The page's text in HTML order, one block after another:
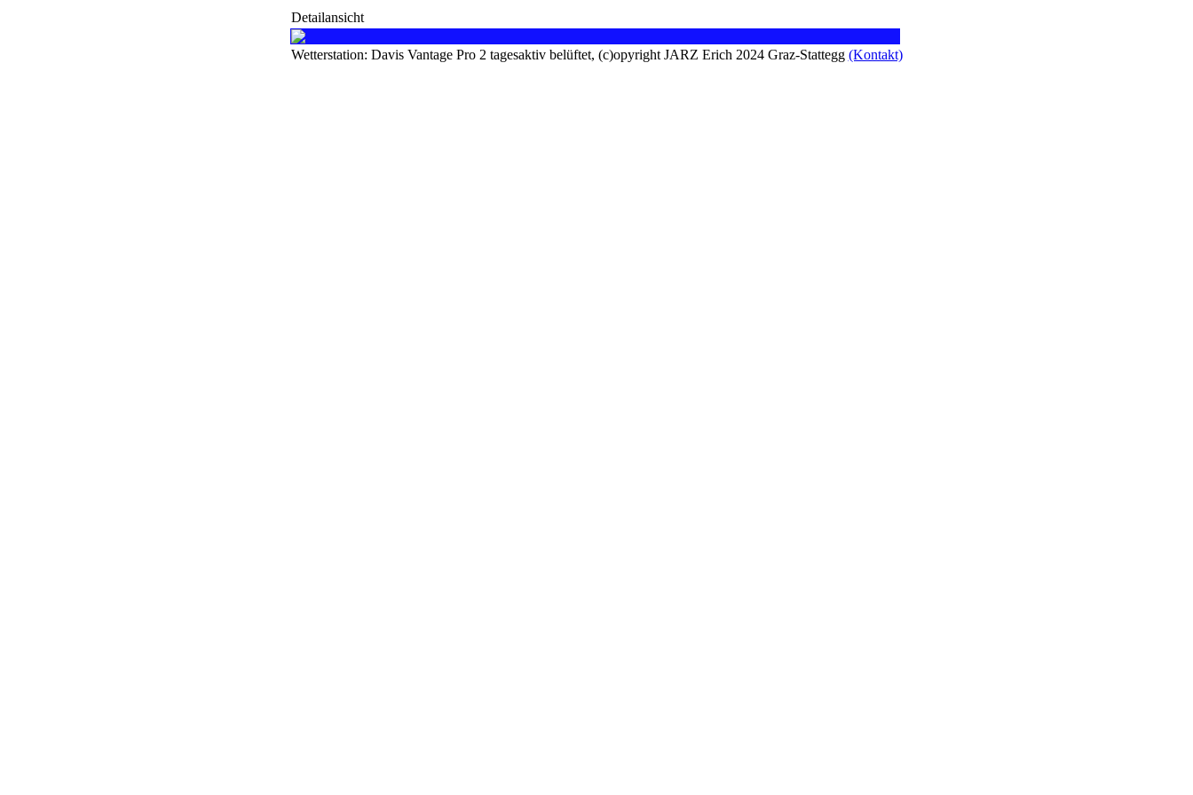
Detailansicht
Wetterstation: Davis Vantage Pro 2 tagesaktiv belüftet, (c)opyright JARZ Erich 2024 Graz-Stattegg (Kontakt)